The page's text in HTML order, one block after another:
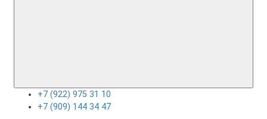
+7 (922) 975 31 10
+7 (909) 144 34 47